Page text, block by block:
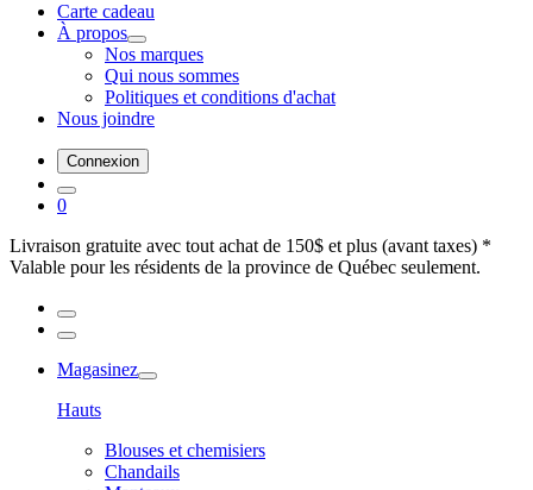
Carte cadeau
À propos
Nos marques
Qui nous sommes
Politiques et conditions d'achat
Nous joindre
Connexion
0
Livraison gratuite avec tout achat de 150$ et plus (avant taxes) *
Valable pour les résidents de la province de Québec seulement.
Magasinez
Hauts
Blouses et chemisiers
Chandails